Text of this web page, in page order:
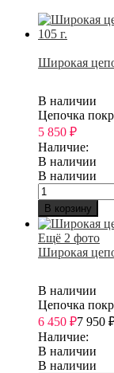
Широкая
В наличии
Цепочка
5 850 ₽
Наличие:
В наличии
В наличии
В корзину
Ещё 2 фото
Широкая
В наличии
Цепочка
6 450 ₽7 950
Наличие:
В наличии
В наличии